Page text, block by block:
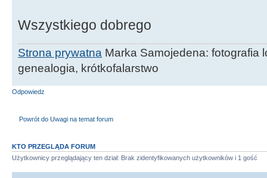
Wszystkiego dobrego
Strona prywatna Marka Samojedena: fotografia
genealogia, krótkofalarstwo
Odpowiedz
Powrót do Uwagi na temat forum
KTO PRZEGLĄDA FORUM
Użytkownicy przeglądający ten dział: Brak zidentyfikowanych użytkowników i 1 gość